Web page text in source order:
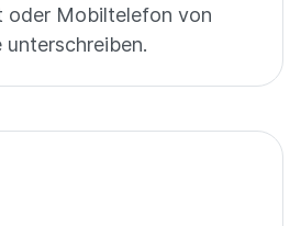
oder Mobiltelefon von
unterschreiben.